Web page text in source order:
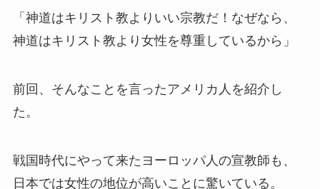
「神道はキリスト教よりいい宗教だ！なぜなら、
神道はキリスト教より女性を尊重しているから」
前回、そんなことを言ったアメリカ人を紹介し
た。
戦国時代にやって来たヨーロッパ人の宣教師も、
日本では女性の地位が高いことに驚いている。